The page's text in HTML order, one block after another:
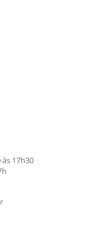
17h30